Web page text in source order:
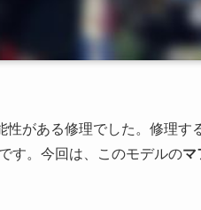
がある修理でした。修理す
す。今回は、このモデルのマ